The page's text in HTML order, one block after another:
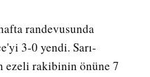
randevusunda
3-0 yendi. Sarı-
ezeli rakibinin önüne 7